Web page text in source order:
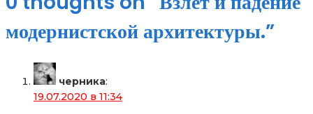
модернистской архитектуры.”
черника:
19.07.2020 в 11:34